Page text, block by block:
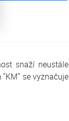
snaží neustále
se vyznačuje